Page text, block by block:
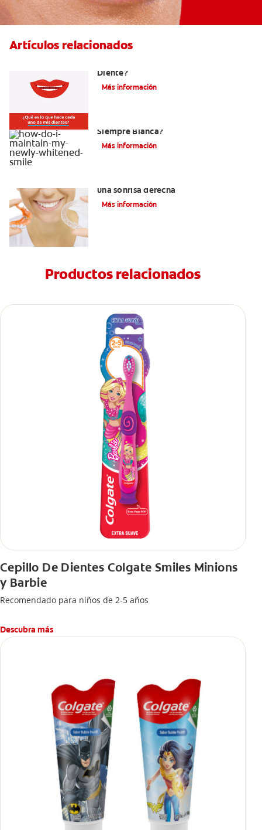
Artículos relacionados
Diente?
Más información
Siempre Blanca?
Más información
una sonrisa derecha
Más información
Productos relacionados
Cepillo De Dientes Colgate Smiles Minions
y Barbie
Recomendado para niños de 2-5 años
Descubra más